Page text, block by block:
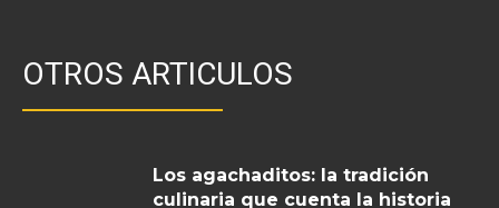
OTROS ARTICULOS
Los agachaditos: la tradición
culinaria que cuenta la historia